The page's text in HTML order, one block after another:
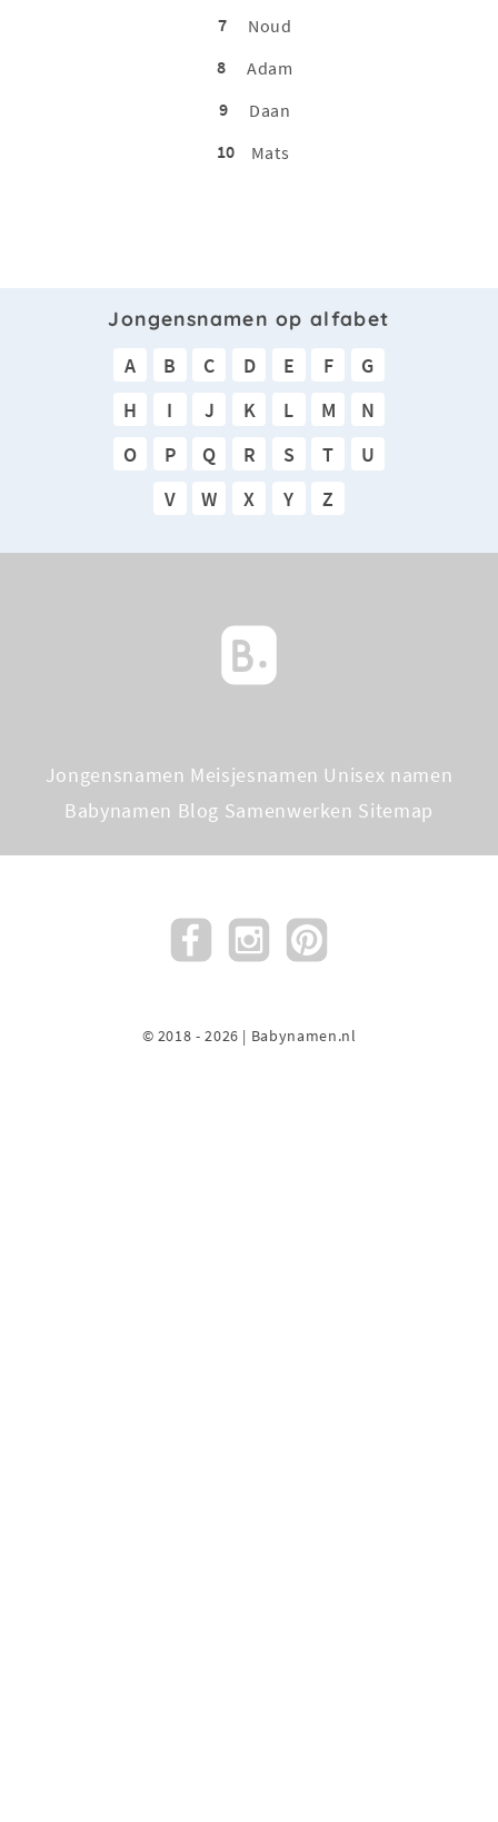
7
Noud
8
Adam
9
Daan
10
Mats
Jongensnamen op alfabet
A B C D E F
G
H
I J K L M
N
O
P Q R S T
U
V
W X Y Z
Jongensnamen Meisjesnamen Unisex namen
Babynamen Blog Samenwerken Sitemap
© 2018 - 2026 | Babynamen.nl